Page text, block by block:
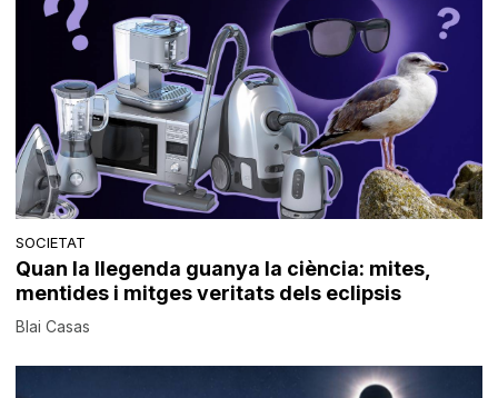
SOCIETAT
Quan la llegenda guanya la ciència: mites,
mentides i mitges veritats dels eclipsis
Blai Casas